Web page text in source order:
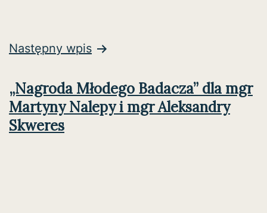
Następny wpis
„Nagroda Młodego Badacza” dla mgr
Martyny Nalepy i mgr Aleksandry
Skweres